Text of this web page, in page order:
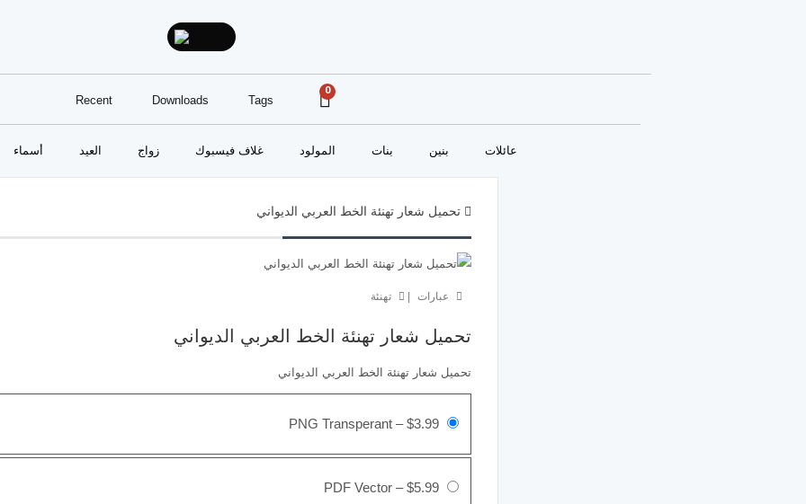
Recent Downloads Tags
0
أسماء العيد زواج غلاف فيسبوك المولود بنات بنين عائلات
تحميل شعار تهنئة الخط العربي الديواني
عبارات | تهنئة
تحميل شعار تهنئة الخط العربي الديواني
تحميل شعار تهنئة الخط العربي الديواني
PNG Transperant –$3.99
PDF Vector –$5.99